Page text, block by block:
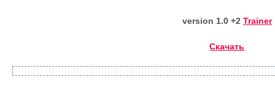
version 1.0 +2 Trainer
Скачать